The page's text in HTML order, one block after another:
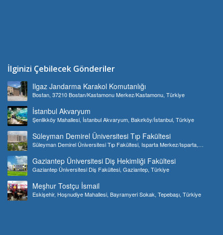
İlginizi Çebilecek Gönderiler
Ilgaz Jandarma Karakol Komutanlığı
Bostan, 37210 Bostan/Kastamonu Merkez/Kastamonu, Türkiye
İstanbul Akvaryum
Şenlikköy Mahallesi, İstanbul Akvaryum, Bakırköy/İstanbul, Türkiye
Süleyman Demirel Üniversitesi Tıp Fakültesi
Süleyman Demirel Üniversitesi Tıp Fakültesi, Isparta Merkez/Isparta,
Gaziantep Üniversitesi Diş Hekimliği Fakültesi
Gaziantep Üniversitesi Diş Fakültesi, Gaziantep, Türkiye
Meşhur Tostçu İsmail
Eskişehir, Hoşnudiye Mahallesi, Bayramyeri Sokak, Tepebaşı, Türkiye